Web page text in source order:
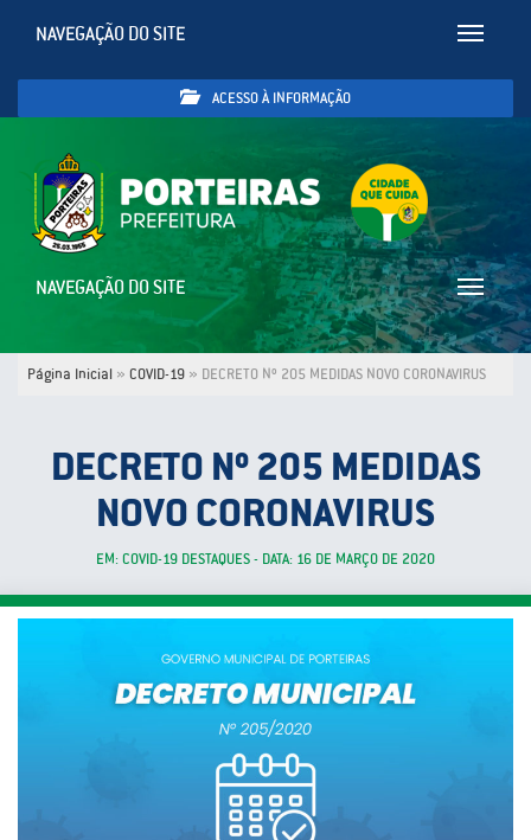
Toggle
NAVEGAÇÃO DO SITE
ACESSO À INFORMAÇÃO
Toggle
NAVEGAÇÃO DO SITE
Página Inicial » COVID-19 » DECRETO Nº 205 MEDIDAS NOVO CORONAVIRUS
DECRETO Nº 205 MEDIDAS
NOVO CORONAVIRUS
EM: COVID-19 DESTAQUES - DATA: 16 DE MARÇO DE 2020